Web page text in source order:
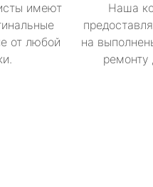
имеют
от любой
Наша
на
ремонту